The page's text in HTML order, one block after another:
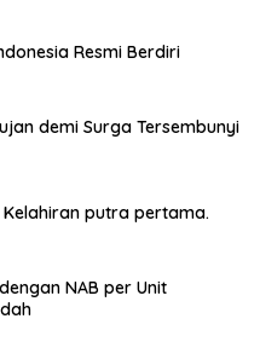
Resmi Berdiri
demi Surga Tersembunyi
putra pertama.
NAB per Unit